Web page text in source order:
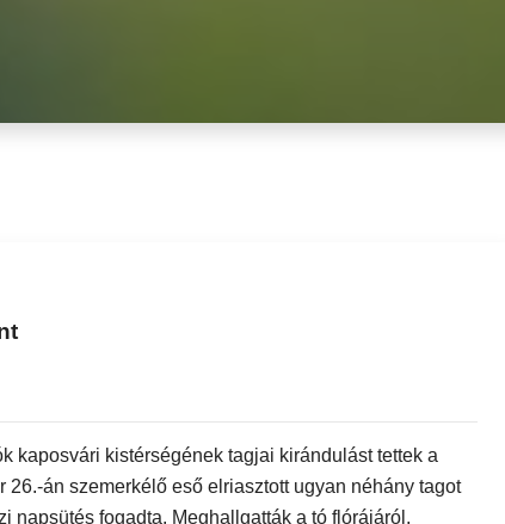
kaposvári kistérségének tagjai kirándulást tettek a
án szemerkélő eső elriasztott ugyan néhány tagot
napsütés fogadta. Meghallgatták a tó flórájáról,